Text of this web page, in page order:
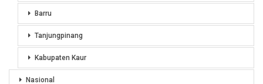
Barru
Tanjungpinang
Kabupaten Kaur
Nasional